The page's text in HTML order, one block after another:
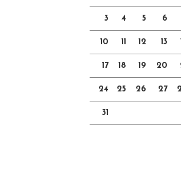
3 4 5 6
10 11 12 13
17 18 19 20
24 25 26 27
31